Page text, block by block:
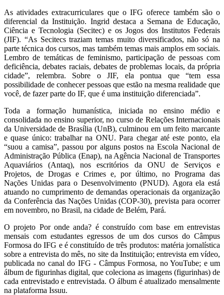
As atividades extracurriculares que o IFG oferece também são o
diferencial da Instituição. Ingrid destaca a Semana de Educação,
Ciência e Tecnologia (Secitec) e os Jogos dos Institutos Federais
(JIF). “As Secitecs traziam temas muito diversificados, não só na
parte técnica dos cursos, mas também temas mais amplos em sociais.
Lembro de temáticas de feminismo, participação de pessoas com
deficiência, debates raciais, debates de problemas locais, da própria
cidade”, relembra. Sobre o JIF, ela pontua que “tem essa
possibilidade de conhecer pessoas que estão na mesma realidade que
você, de fazer parte do IF, que é uma instituição diferenciada”.
Toda a formação humanística, iniciada no ensino médio e
consolidada no ensino superior, no curso de Relações Internacionais
da Universidade de Brasília (UnB), culminou em um feito marcante
e quase único: trabalhar na ONU. Para chegar até este ponto, ela
“suou a camisa”, passou por alguns postos na Escola Nacional de
Administração Pública (Enap), na Agência Nacional de Transportes
Aquaviários (Antaq), nos escritórios da ONU de Serviços e
Projetos, de Drogas e Crimes e, por último, no Programa das
Nações Unidas para o Desenvolvimento (PNUD). Agora ela está
atuando no cumprimento de demandas operacionais da organização
da Conferência das Nações Unidas (COP-30), prevista para ocorrer
em novembro, no Brasil, na cidade de Belém, Pará.
O projeto Por onde anda? é construído com base em entrevistas
mensais com estudantes egressos de um dos cursos do Câmpus
Formosa do IFG e é constituído de três produtos: matéria jornalística
sobre a entrevista do mês, no site da Instituição; entrevista em vídeo,
publicada no canal do IFG - Câmpus Formosa, no YouTube; e um
álbum de figurinhas digital, que coleciona as imagens (figurinhas) de
cada entrevistado e entrevistada. O álbum é atualizado mensalmente
na plataforma Issuu.